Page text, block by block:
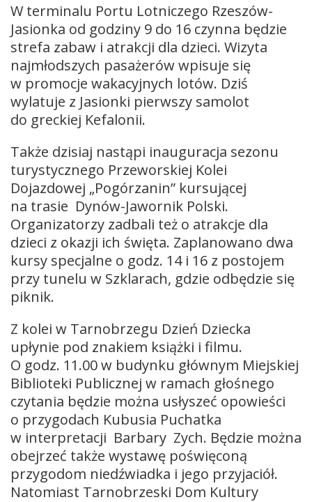
W terminalu Portu Lotniczego Rzeszów-
Jasionka od godziny 9 do 16 czynna będzie
strefa zabaw i atrakcji dla dzieci. Wizyta
najmłodszych pasażerów wpisuje się
w promocje wakacyjnych lotów. Dziś
wylatuje z Jasionki pierwszy samolot
do greckiej Kefalonii.
Także dzisiaj nastąpi inauguracja sezonu
turystycznego Przeworskiej Kolei
Dojazdowej „Pogórzanin” kursującej
na trasie Dynów-Jawornik Polski.
Organizatorzy zadbali też o atrakcje dla
dzieci z okazji ich święta. Zaplanowano dwa
kursy specjalne o godz. 14 i 16 z postojem
przy tunelu w Szklarach, gdzie odbędzie się
piknik.
Z kolei w Tarnobrzegu Dzień Dziecka
upłynie pod znakiem książki i filmu.
O godz. 11.00 w budynku głównym Miejskiej
Biblioteki Publicznej w ramach głośnego
czytania będzie można usłyszeć opowieści
o przygodach Kubusia Puchatka
w interpretacji Barbary Zych. Będzie można
obejrzeć także wystawę poświęconą
przygodom niedźwiadka i jego przyjaciół.
Natomiast Tarnobrzeski Dom Kultury